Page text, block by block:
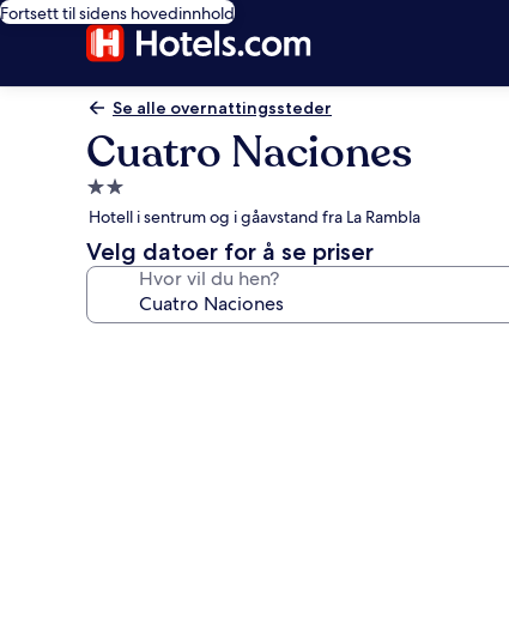
Fortsett til sidens hovedinnhold
Se alle overnattingssteder
Cuatro Naciones
Overnattingssted
med
2.0
stjerner
Hotell i sentrum og i gåavstand fra La Rambla
Velg datoer for å se priser
Hvor vil du hen?